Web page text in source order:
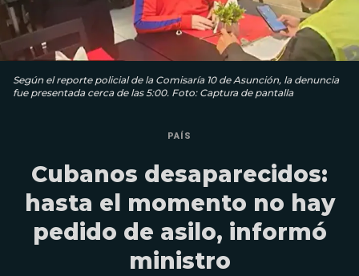
Según el reporte policial de la Comisaría 10 de Asunción, la denuncia
fue presentada cerca de las 5:00. Foto: Captura de pantalla
PAÍS
Cubanos desaparecidos:
hasta el momento no hay
pedido de asilo, informó
ministro